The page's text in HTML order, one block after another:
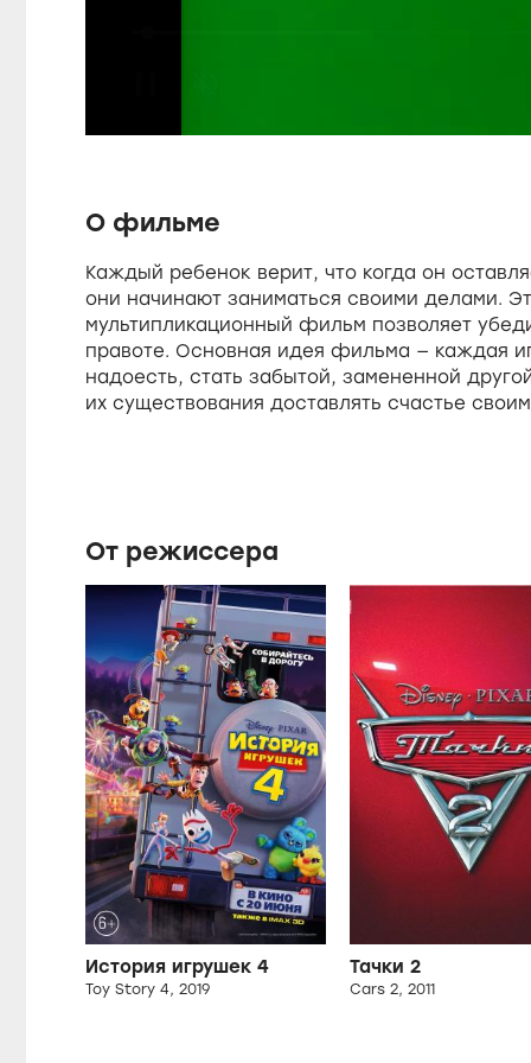
u
e
m
d
%
О фильме
Каждый ребенок верит, что когда он
они начинают заниматься своими делами.
мультипликационный фильм позволяет
правоте. Основная идея фильма — каждая игрушка боится
надоесть, стать забытой, замененной
их существования доставлять счастье
От режиссера
История игрушек 4
Toy Story 4, 2019
Тачки 2
Cars 2, 2011